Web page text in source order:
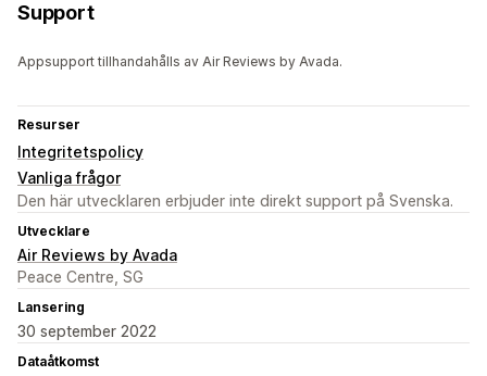
Support
Appsupport tillhandahålls av Air Reviews by Avada.
Resurser
Integritetspolicy
Vanliga frågor
Den här utvecklaren erbjuder inte direkt support på Svenska.
Utvecklare
Air Reviews by Avada
Peace Centre, SG
Lansering
30 september 2022
Dataåtkomst